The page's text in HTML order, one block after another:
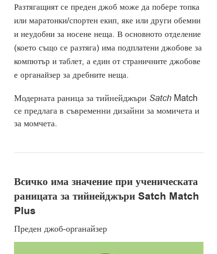
Разтягащият се преден джоб може да побере топка
или маратонки/спортен екип, яке или други обемни
и неудобни за носене неща. В основното отделение
(което също се разтяга) има подплатени джобове за
компютър и таблет, а един от страничните джобове
е органайзер за дребните неща.
Модерната раница за тийнейджъри Satch Match
се предлага в съвременни дизайни за момичета и
за момчета.
Всичко има значение при ученическата
раницата за тийнейджъри Satch Match
Plus
Преден джоб-органайзер